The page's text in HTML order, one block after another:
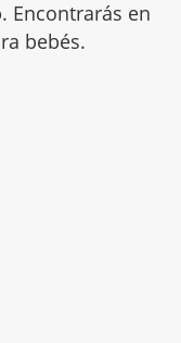
. Encontrarás en
bebés.